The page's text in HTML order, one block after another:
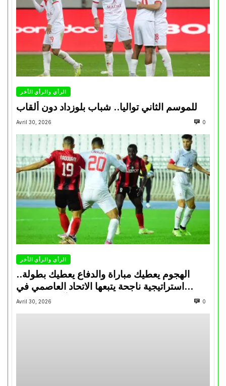
الرأي والرأي الأخر
للموسم الثاني تواليا.. شباب بلوزداد دون ألقاب
Avril 30, 2026 0
الرأي والرأي الأخر
الهجوم يعطيك مباراة والدفاع يعطيك بطولة..
استراتيجية ناجحة يتبعها الاتحاد العاصمي في
تتويجاته آخر السنوات
Avril 30, 2026 0